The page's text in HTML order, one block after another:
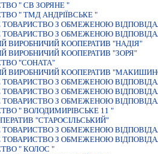
" СВ ЗОРЯНЕ "
" ТМД АНДРІЇВСЬКЕ "
ТОВАРИСТВО З ОБМЕЖЕНОЮ
ТОВАРИСТВО З ОБМЕЖЕНОЮ
ВИРОБНИЧИЙ КООПЕРАТИВ "НАДIЯ"
ВИРОБНИЧИЙ КООПЕРАТИВ "ЗОРЯ"
"СОНАТА"
ВИРОБНИЧИЙ КООПЕРАТИВ
ТОВАРИСТВО З ОБМЕЖЕНОЮ
ТОВАРИСТВО З ОБМЕЖЕНОЮ
ТОВАРИСТВО З ОБМЕЖЕНОЮ
" ВОЛОДИМИРIВСЬКЕ 11 "
"СТАРОСIЛЬСЬКИЙ"
ТОВАРИСТВО З ОБМЕЖЕНОЮ
ТОВАРИСТВО З ОБМЕЖЕНОЮ
" КОЛОС "